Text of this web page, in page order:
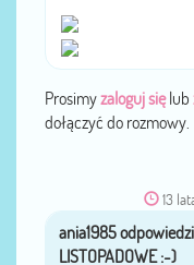
Prosimyzaloguj sięlub
dołączyć do rozmowy.
13